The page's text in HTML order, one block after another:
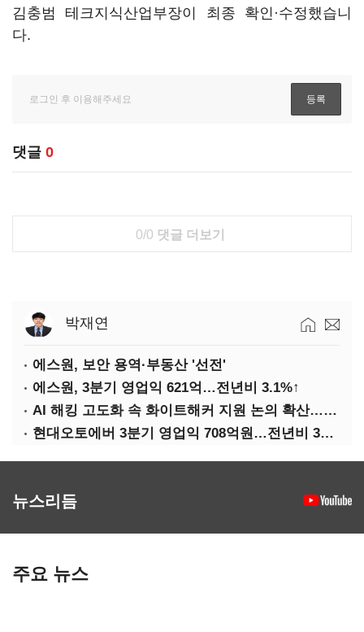
김충범 테크지식산업부장이 최종 확인·수정했습니
다.
댓글 0
0/0 댓글 더보기
박재연
에스원, 보안 용역·부동산 '선전'
에스원, 3분기 영업익 621억…전년비 3.1%↑
AI 해킹 고도화 속 화이트해커 지원 논의 확산…'버그바운티' 재조명
현대오토에버 3분기 영업익 708억원…전년비 34.8%↑
뉴스리듬
주요 뉴스